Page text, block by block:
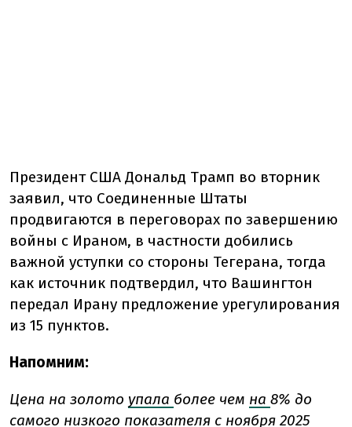
Президент США Дональд Трамп во вторник
заявил, что Соединенные Штаты
продвигаются в переговорах по завершению
войны с Ираном, в частности добились
важной уступки со стороны Тегерана, тогда
как источник подтвердил, что Вашингтон
передал Ирану предложение урегулирования
из 15 пунктов.
Напомним:
Цена на золото упала более чем на 8% до
самого низкого показателя с ноября 2025